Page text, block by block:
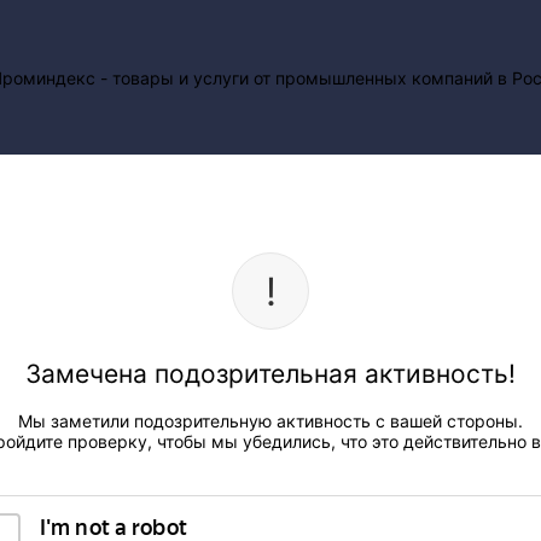
Замечена подозрительная активность!
Мы заметили подозрительную активность с вашей стороны.
проверку, чтобы мы убедились, что это действительно